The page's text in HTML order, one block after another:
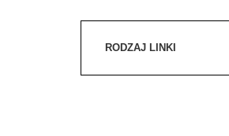
RODZAJ LINKI